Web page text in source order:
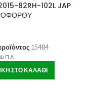
82RH-102L JAP
15484
ΣΤΟ ΚΑΛΆΘΙ